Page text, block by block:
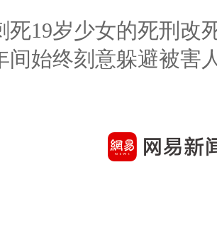
死19岁少女的死刑改
间始终刻意躲避被害